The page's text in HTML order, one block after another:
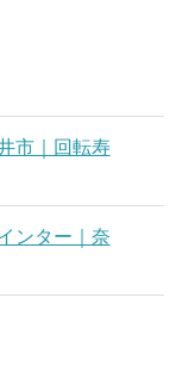
市｜回転寿
ンター｜奈